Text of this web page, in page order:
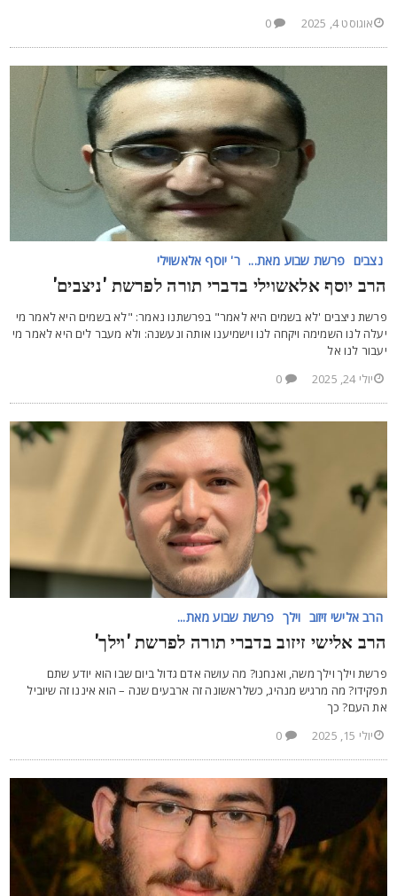
אוגוסט 4, 2025
0
נצבים פרשת שבוע מאת... ר' יוסף אלאשוילי
יוסף אלאשוילי בדברי תורה לפרשת 'ניצבים'
ניצבים 'לא בשמים היא לאמר" בפרשתנו נאמר: "לא בשמים היא לאמר מי
לנו השמימה ויקחה לנו וישמיענו אותה ונעשנה: ולא מעבר לים היא לאמר מי
לנו אל
יולי 24, 2025
0
הרב אלישי זיזוב וילך פרשת שבוע מאת...
אלישי זיזוב בדברי תורה לפרשת 'וילך'
וילך וילך משה, ואנחנו? מה עושה אדם גדול ביום שבו הוא יודע שתם
מה מרגיש מנהיג, כשלראשונה זה ארבעים שנה – הוא איננו זה שיוביל
העם? כך
יולי 15, 2025
0